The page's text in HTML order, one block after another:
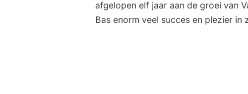
afgelopen elf jaar aan de groei van
Bas enorm veel succes en plezier in